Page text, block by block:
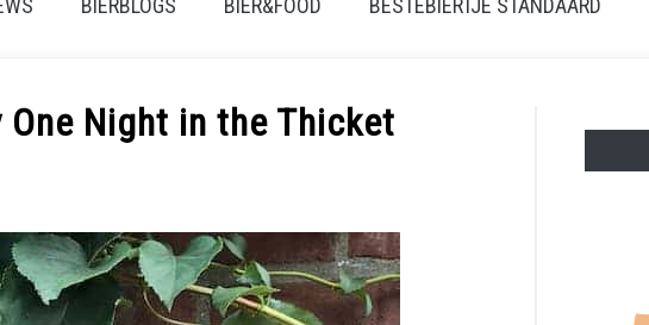
BIERBLOGS BIER&FOOD BESTEBIERTJE STANDAARD
Night in the Thicket